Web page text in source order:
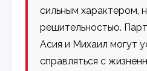
сильным характером,
решительностью.
Асия и Михаил могут
справляться с